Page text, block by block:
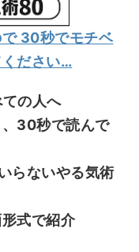
30秒でモチベ
ください…
の人へ
30秒で読んで
らないやる気術
式で紹介